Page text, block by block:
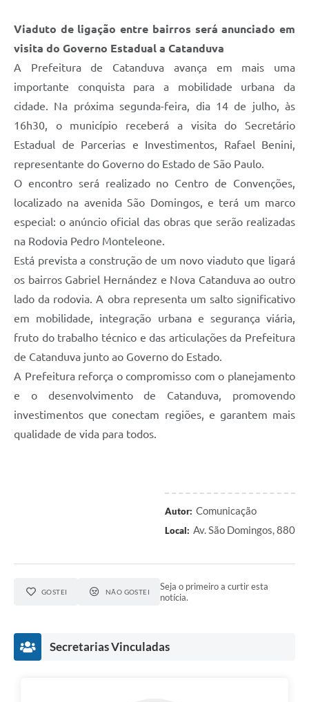
Jornal
Agenda
Diário Oficial
Contato
Editais
Viaduto de ligação entre bairros será anunciado em
visita do Governo Estadual a Catanduva
A Prefeitura de Catanduva avança em mais uma
importante conquista para a mobilidade urbana da
cidade. Na próxima segunda-feira, dia 14 de julho, às
16h30, o município receberá a visita do Secretário
Estadual de Parcerias e Investimentos, Rafael Benini,
representante do Governo do Estado de São Paulo.
O encontro será realizado no Centro de Convenções,
localizado na avenida São Domingos, e terá um marco
especial: o anúncio oficial das obras que serão realizadas
na Rodovia Pedro Monteleone.
Está prevista a construção de um novo viaduto que ligará
os bairros Gabriel Hernández e Nova Catanduva ao outro
lado da rodovia. A obra representa um salto significativo
em mobilidade, integração urbana e segurança viária,
fruto do trabalho técnico e das articulações da Prefeitura
de Catanduva junto ao Governo do Estado.
A Prefeitura reforça o compromisso com o planejamento
e o desenvolvimento de Catanduva, promovendo
investimentos que conectam regiões, e garantem mais
qualidade de vida para todos.
Autor: Comunicação
Local: Av. São Domingos, 880
GOSTEI NÃO GOSTEI
Seja o primeiro a curtir esta
notícia.
Secretarias Vinculadas